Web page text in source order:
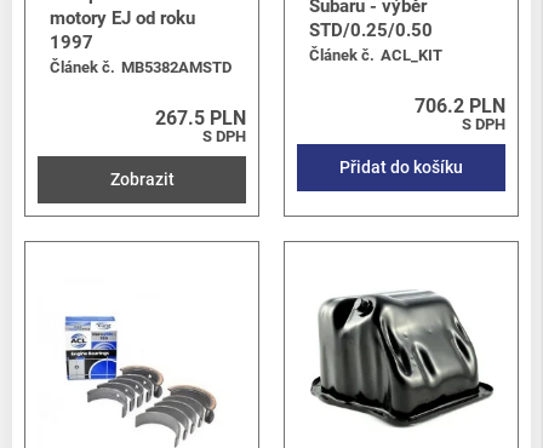
motory EJ od roku
1997
Článek č. MB5382AMSTD
267.5 PLN
S DPH
Zobrazit
Subaru - výběr
STD/0.25/0.50
Článek č. ACL_KIT
706.2 PLN
S DPH
Přidat do košíku